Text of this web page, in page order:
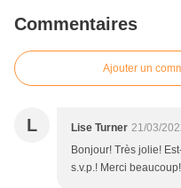
Commentaires
Ajouter un
L Lise Turner 21/03/
Bonjour! Très jolie!
s.v.p.! Merci